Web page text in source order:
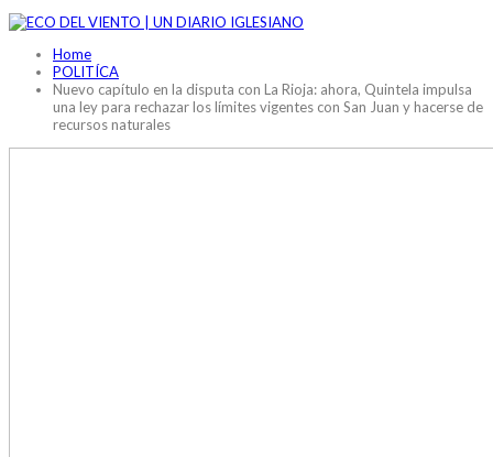
Home
POLITÍCA
Nuevo capítulo en la disputa con La Rioja: ahora, Quintela impulsa
una ley para rechazar los límites vigentes con San Juan y hacerse de
recursos naturales